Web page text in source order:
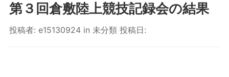
第３回倉敷陸上競技記録会の結果
投稿者: e15130924 in 未分類投稿日: